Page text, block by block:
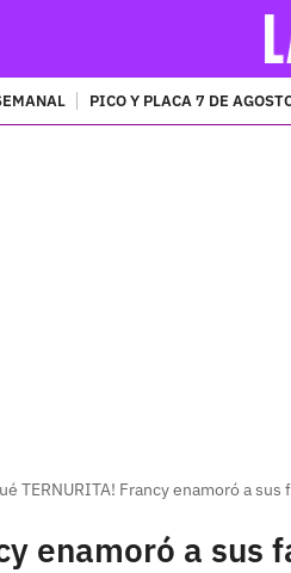
PICO Y PLACA 7 DE
TERNURITA! Francy enamoró a
enamoró a